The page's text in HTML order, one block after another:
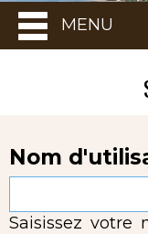
MENU
Nom
Saisissez votre